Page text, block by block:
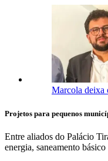
Marcola deixa
Projetos para pequenos
Entre aliados do Palácio
energia, saneamento básico